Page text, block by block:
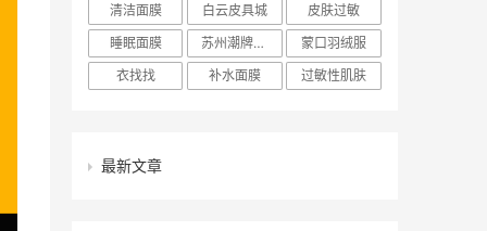
清洁面膜
白云皮具城
皮肤过敏
睡眠面膜
苏州潮牌货源
蒙口羽绒服
衣找找
补水面膜 过敏性肌肤
最新文章